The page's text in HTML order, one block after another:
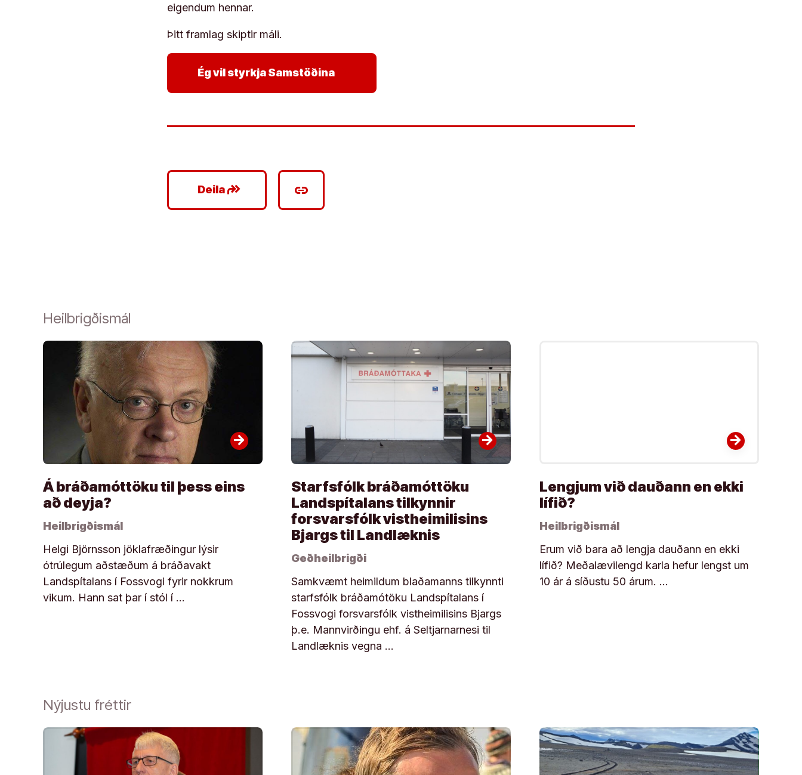
eigendum hennar.
Þitt framlag skiptir máli.
Ég vil styrkja Samstöðina
Deilagoogle_plus_reshare link
Heilbrigðismál
arrow_forward
Á bráðamóttöku til þess eins
að deyja?
Heilbrigðismál
Helgi Björnsson jöklafræðingur lýsir
ótrúlegum aðstæðum á bráðavakt
Landspítalans í Fossvogi fyrir nokkrum
vikum. Hann sat þar í stól í …
arrow_forward
Starfsfólk bráðamóttöku
Landspítalans tilkynnir
forsvarsfólk vistheimilisins
Bjargs til Landlæknis
Geðheilbrigði
Samkvæmt heimildum blaðamanns tilkynnti
starfsfólk bráðamótöku Landspítalans í
Fossvogi forsvarsfólk vistheimilisins Bjargs
þ.e. Mannvirðingu ehf. á Seltjarnarnesi til
Landlæknis vegna …
arrow_forward
Lengjum við dauðann en ekki
lífið?
Heilbrigðismál
Erum við bara að lengja dauðann en ekki
lífið? Meðalævilengd karla hefur lengst um
10 ár á síðustu 50 árum. …
Nýjustu fréttir